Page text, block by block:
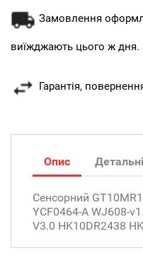
Замовлення
виїжджають цього ж дня.
Гарантія,
Опис
Сенсорний
YCF0464-A WJ608-
V3.0 HK10DR2438